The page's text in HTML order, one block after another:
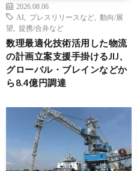
2026.08.06
AI
プレスリリースなど
動向/展
望
提携/合弁など
数理最適化技術活用した物流
の計画立案支援手掛けるJIJ、
グローバル・ブレインなどか
ら8.4億円調達